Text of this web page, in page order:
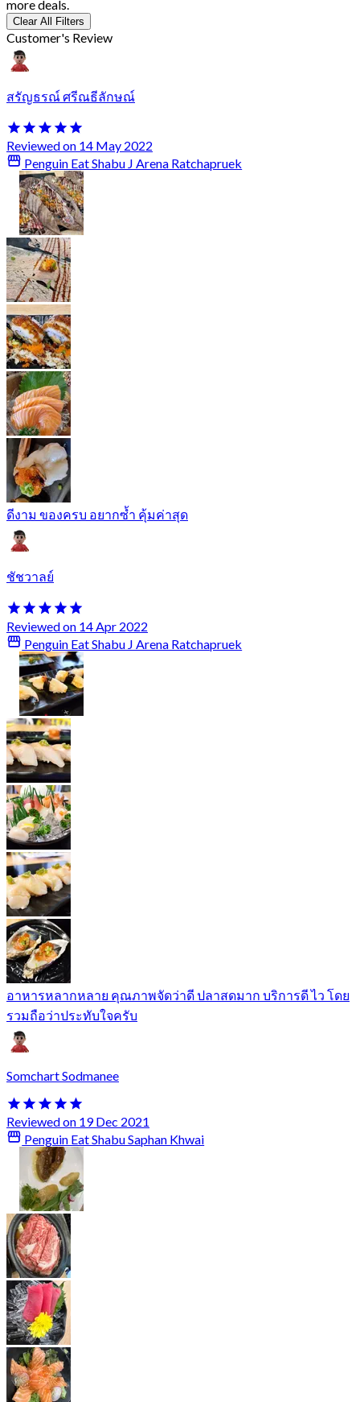
more deals.
Clear All Filters
Customer's Review
สรัญธรณ์ ศรีณธีลักษณ์
Reviewed on 14 May 2022
Penguin Eat Shabu J Arena Ratchapruek
ดีงาม ของครบ อยากซ้ำ คุ้มค่าสุด
ชัชวาลย์
Reviewed on 14 Apr 2022
Penguin Eat Shabu J Arena Ratchapruek
อาหารหลากหลาย คุณภาพจัดว่าดี ปลาสดมาก บริการดี ไว โดย
รวมถือว่าประทับใจครับ
Somchart Sodmanee
Reviewed on 19 Dec 2021
Penguin Eat Shabu Saphan Khwai